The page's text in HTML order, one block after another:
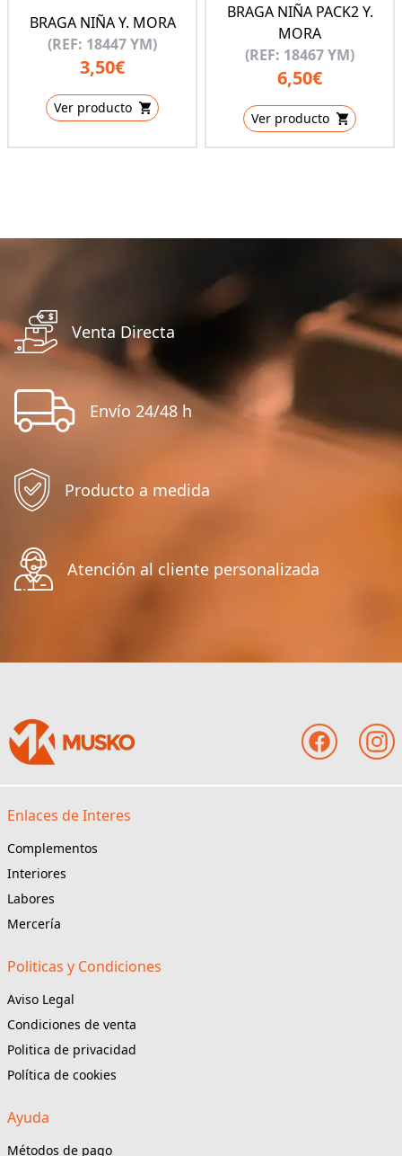
BRAGA NIÑA Y. MORA
(REF: 18447 YM)
3,50€
Ver producto
BRAGA NIÑA PACK2 Y.
MORA
(REF: 18467 YM)
6,50€
Ver producto
Venta Directa
Envío 24/48 h
Producto a medida
Atención al cliente personalizada
Enlaces de Interes
Complementos
Interiores
Labores
Mercería
Politicas y Condiciones
Aviso Legal
Condiciones de venta
Politica de privacidad
Política de cookies
Ayuda
Métodos de pago